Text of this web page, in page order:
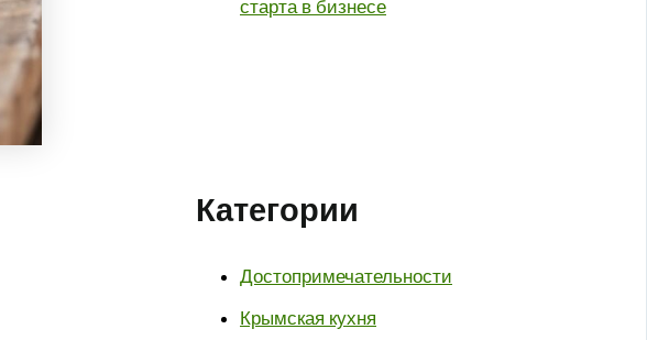
старта в бизнесе
Категории
Достопримечательности
Крымская кухня